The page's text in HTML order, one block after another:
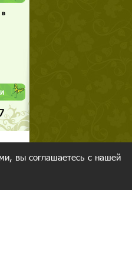
в
вы соглашаетесь с нашей